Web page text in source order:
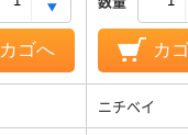
カゴへ カ
ニチベイ